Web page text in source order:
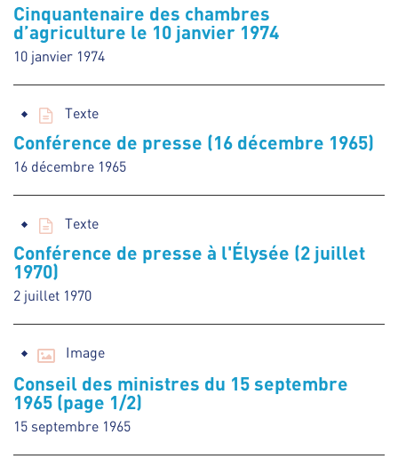
Cinquantenaire des chambres
d’agriculture le 10 janvier 1974
10 janvier 1974
Texte
Conférence de presse (16 décembre 1965)
16 décembre 1965
Texte
Conférence de presse à l'Élysée (2 juillet
1970)
2 juillet 1970
Image
Conseil des ministres du 15 septembre
1965 (page 1/2)
15 septembre 1965